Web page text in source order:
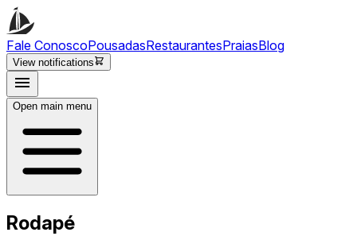
Fale ConoscoPousadasRestaurantesPraiasBlog
View notifications
Open main menu
Rodapé